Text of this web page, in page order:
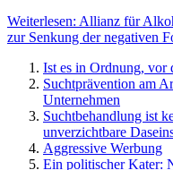
Weiterlesen: Allianz für
zur Senkung der negativen
Ist es in Ordnung,
Suchtprävention am
Unternehmen
Suchtbehandlung ist
unverzichtbare
Aggressive Werbung
Ein politischer Kater: